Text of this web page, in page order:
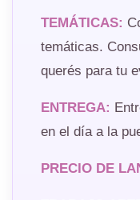
TEMÁTICAS:
temáticas.
querés para tu
ENTREGA:
en el día a la
PRECIO DE